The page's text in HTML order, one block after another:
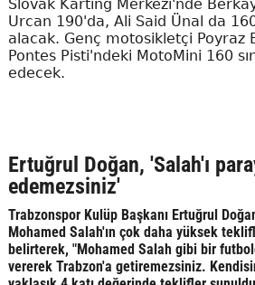
Slovak Karting Merkezi'nde
Urcan 190'da, Ali Said Ünal da 160
alacak. Genç motosikletçi Poyraz
Pontes Pisti'ndeki MotoMini 160
edecek.
Ertuğrul Doğan, 'Salah'ı
edemezsiniz'
Trabzonspor Kulüp Başkanı Ertuğrul
Mohamed Salah'ın çok daha yüksek
belirterek, "Mohamed Salah gibi bir
vererek Trabzon'a getiremezsiniz.